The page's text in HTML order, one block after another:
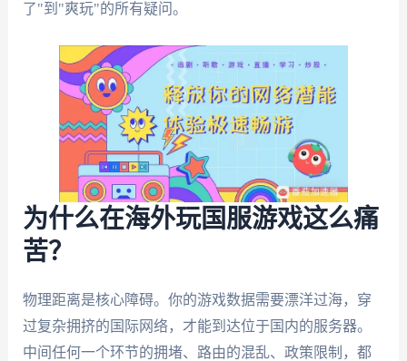
了"到"爽玩"的所有疑问。
为什么在海外玩国服游戏这么痛
苦？
物理距离是核心障碍。你的游戏数据需要漂洋过海，穿
过复杂拥挤的国际网络，才能到达位于国内的服务器。
中间任何一个环节的拥堵、路由的混乱、政策限制，都